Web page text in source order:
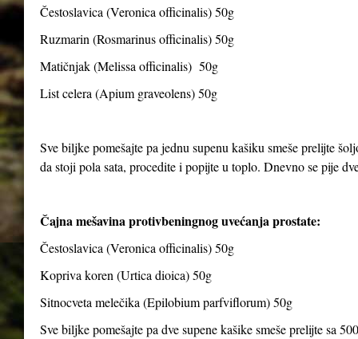
Čestoslavica (Veronica officinalis) 50g
Ruzmarin (Rosmarinus officinalis) 50g
Matičnjak (Melissa officinalis) 50g
List celera (Apium graveolens) 50g
Sve biljke pomešajte pa jednu supenu kašiku smeše prelijte
da stoji pola sata, procedite i popijte u toplo. Dnevno se pije
Čajna mešavina protivbeningnog uvećanja prostate:
Čestoslavica (Veronica officinalis) 50g
Kopriva koren (Urtica dioica) 50g
Sitnocveta melečika (Epilobium parfviflorum) 50g
Sve biljke pomešajte pa dve supene kašike smeše prelijte sa